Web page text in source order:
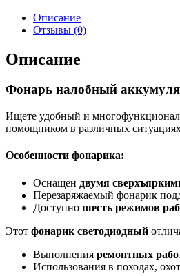
Описание
Отзывы (0)
Описание
Фонарь налобный
Ищете удобный и
помощником в различных
Особенности фонарика:
Оснащен двумя
Перезаряжаемый фонарик
Доступно шесть режимов
Этот фонарик светодиодный
Выполнения ремонтных
Использования в походах,